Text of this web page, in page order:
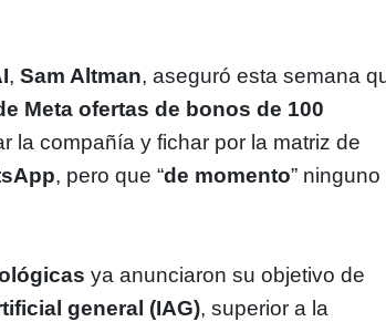
,Sam Altman, aseguró esta semana
Meta ofertas de bonos de 100
la compañía y fichar por la matriz de
, pero que “de momento” ninguno
ya anunciaron su objetivo de
general (IAG), superior a la